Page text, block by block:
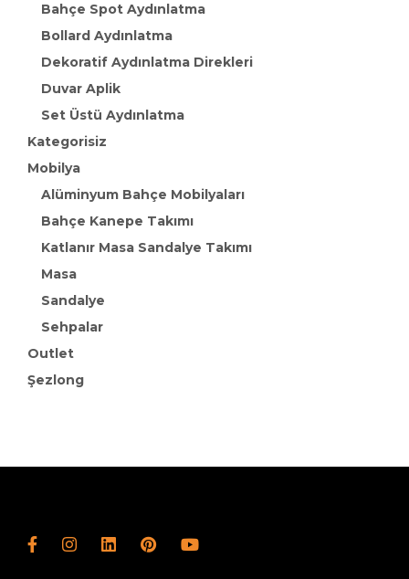
Bahçe Spot Aydınlatma
Bollard Aydınlatma
Dekoratif Aydınlatma Direkleri
Duvar Aplik
Set Üstü Aydınlatma
Kategorisiz
Mobilya
Alüminyum Bahçe Mobilyaları
Bahçe Kanepe Takımı
Katlanır Masa Sandalye Takımı
Masa
Sandalye
Sehpalar
Outlet
Şezlong